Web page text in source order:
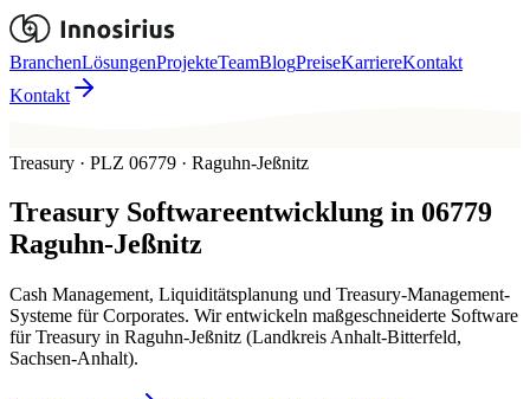
BranchenLösungenProjekteTeamBlogPreiseKarriereKontakt
Kontakt
Treasury · PLZ 06779 · Raguhn-Jeßnitz
Treasury Softwareentwicklung in 06779
Raguhn-Jeßnitz
Cash Management, Liquiditätsplanung und Treasury-Management-
Systeme für Corporates. Wir entwickeln maßgeschneiderte Software
für Treasury in Raguhn-Jeßnitz (Landkreis Anhalt-Bitterfeld,
Sachsen-Anhalt).